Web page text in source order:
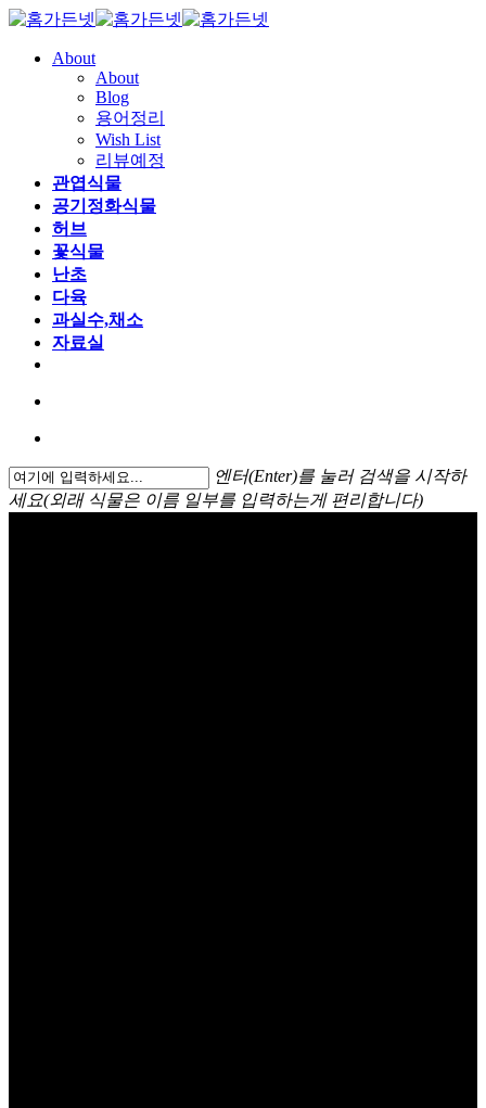
About
About
Blog
용어정리
Wish List
리뷰예정
관엽식물
공기정화식물
허브
꽃식물
난초
다육
과실수,채소
자료실
엔터(Enter)를 눌러 검색을 시작하
세요(외래 식물은 이름 일부를 입력하는게 편리합니다)